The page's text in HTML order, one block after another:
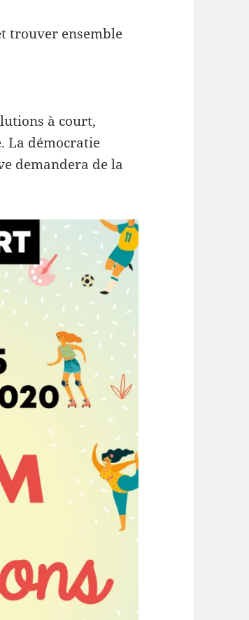
trouver ensemble
à court,
La démocratie
demandera de la